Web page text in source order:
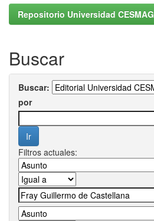
Repositorio Universidad CESMAG
Buscar
Buscar:
por
Filtros actuales: